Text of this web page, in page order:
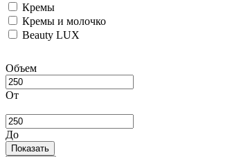
Кремы
Кремы и молочко
Beauty LUX
Объем
От
До
Показать